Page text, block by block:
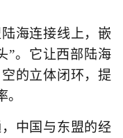
海连接线上，嵌
”。它让西部陆海
的立体闭环，提
中国与东盟的经